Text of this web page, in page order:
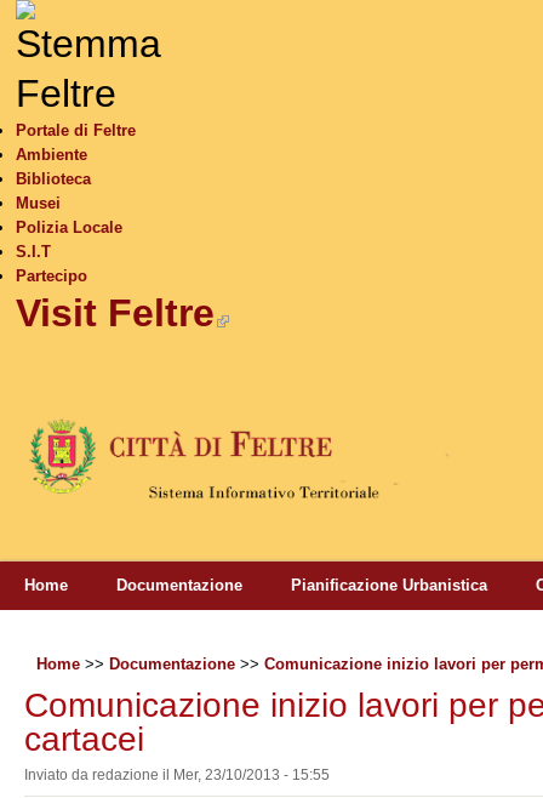
Portale di Feltre
Ambiente
Biblioteca
Musei
Polizia Locale
S.I.T
Partecipo
Visit Feltre
Home Documentazione Pianificazione Urbanistica
Home >> Documentazione >> Comunicazione inizio lavori per
Comunicazione inizio lavori per
cartacei
Inviato da redazione il Mer, 23/10/2013 - 15:55